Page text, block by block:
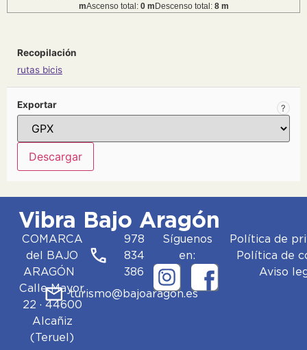
mAscenso total: 0 m Descenso total: 8 m
Recopilación
rutas bicis
?
Exportar
Vibra Bajo Aragón
COMARCA
del BAJO
ARAGÓN
Calle Mayor,
22 · 44600
Alcañiz
(Teruel)
978
834
386
turismo@bajoaragon.es
Síguenos
en:
Política de
Política de
Aviso